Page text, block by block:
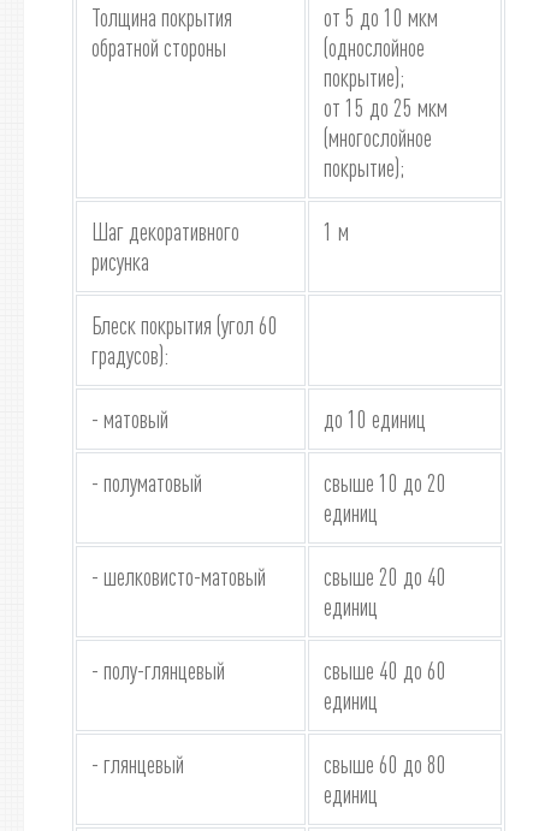
Толщина покрытия
обратной стороны
от 5 до 10 мкм
(однослойное
покрытие);
от 15 до 25 мкм
(многослойное
покрытие);
Шаг декоративного
рисунка
1 м
Блеск покрытия (угол 60
градусов):
- матовый до 10 единиц
- полуматовый
свыше 10 до 20
единиц
- шелковисто-матовый
свыше 20 до 40
единиц
- полу-глянцевый
свыше 40 до 60
единиц
- глянцевый
свыше 60 до 80
единиц